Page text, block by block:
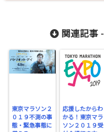
関連記事 -
東京マラソン２
０１９不測の事
態・緊急事態に
応援したからわ
かる！東京マラ
ソン２０１９受